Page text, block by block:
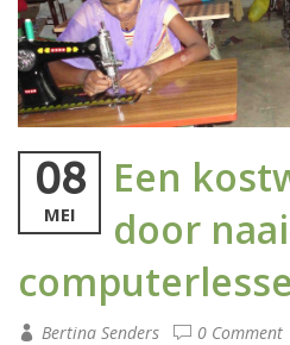
08
MEI
Een
door
Bertina Senders 0 Comment